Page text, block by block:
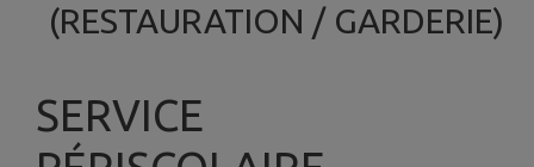
(RESTAURATION / GARDERIE)
SERVICE